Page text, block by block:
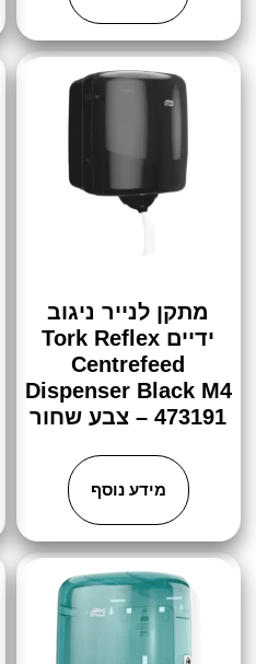
מתקן לנייר ניגוב
ידיים​ Tork Reflex
Centrefeed
Dispenser Black M4
473191 – צבע שחור
מידע נוסף